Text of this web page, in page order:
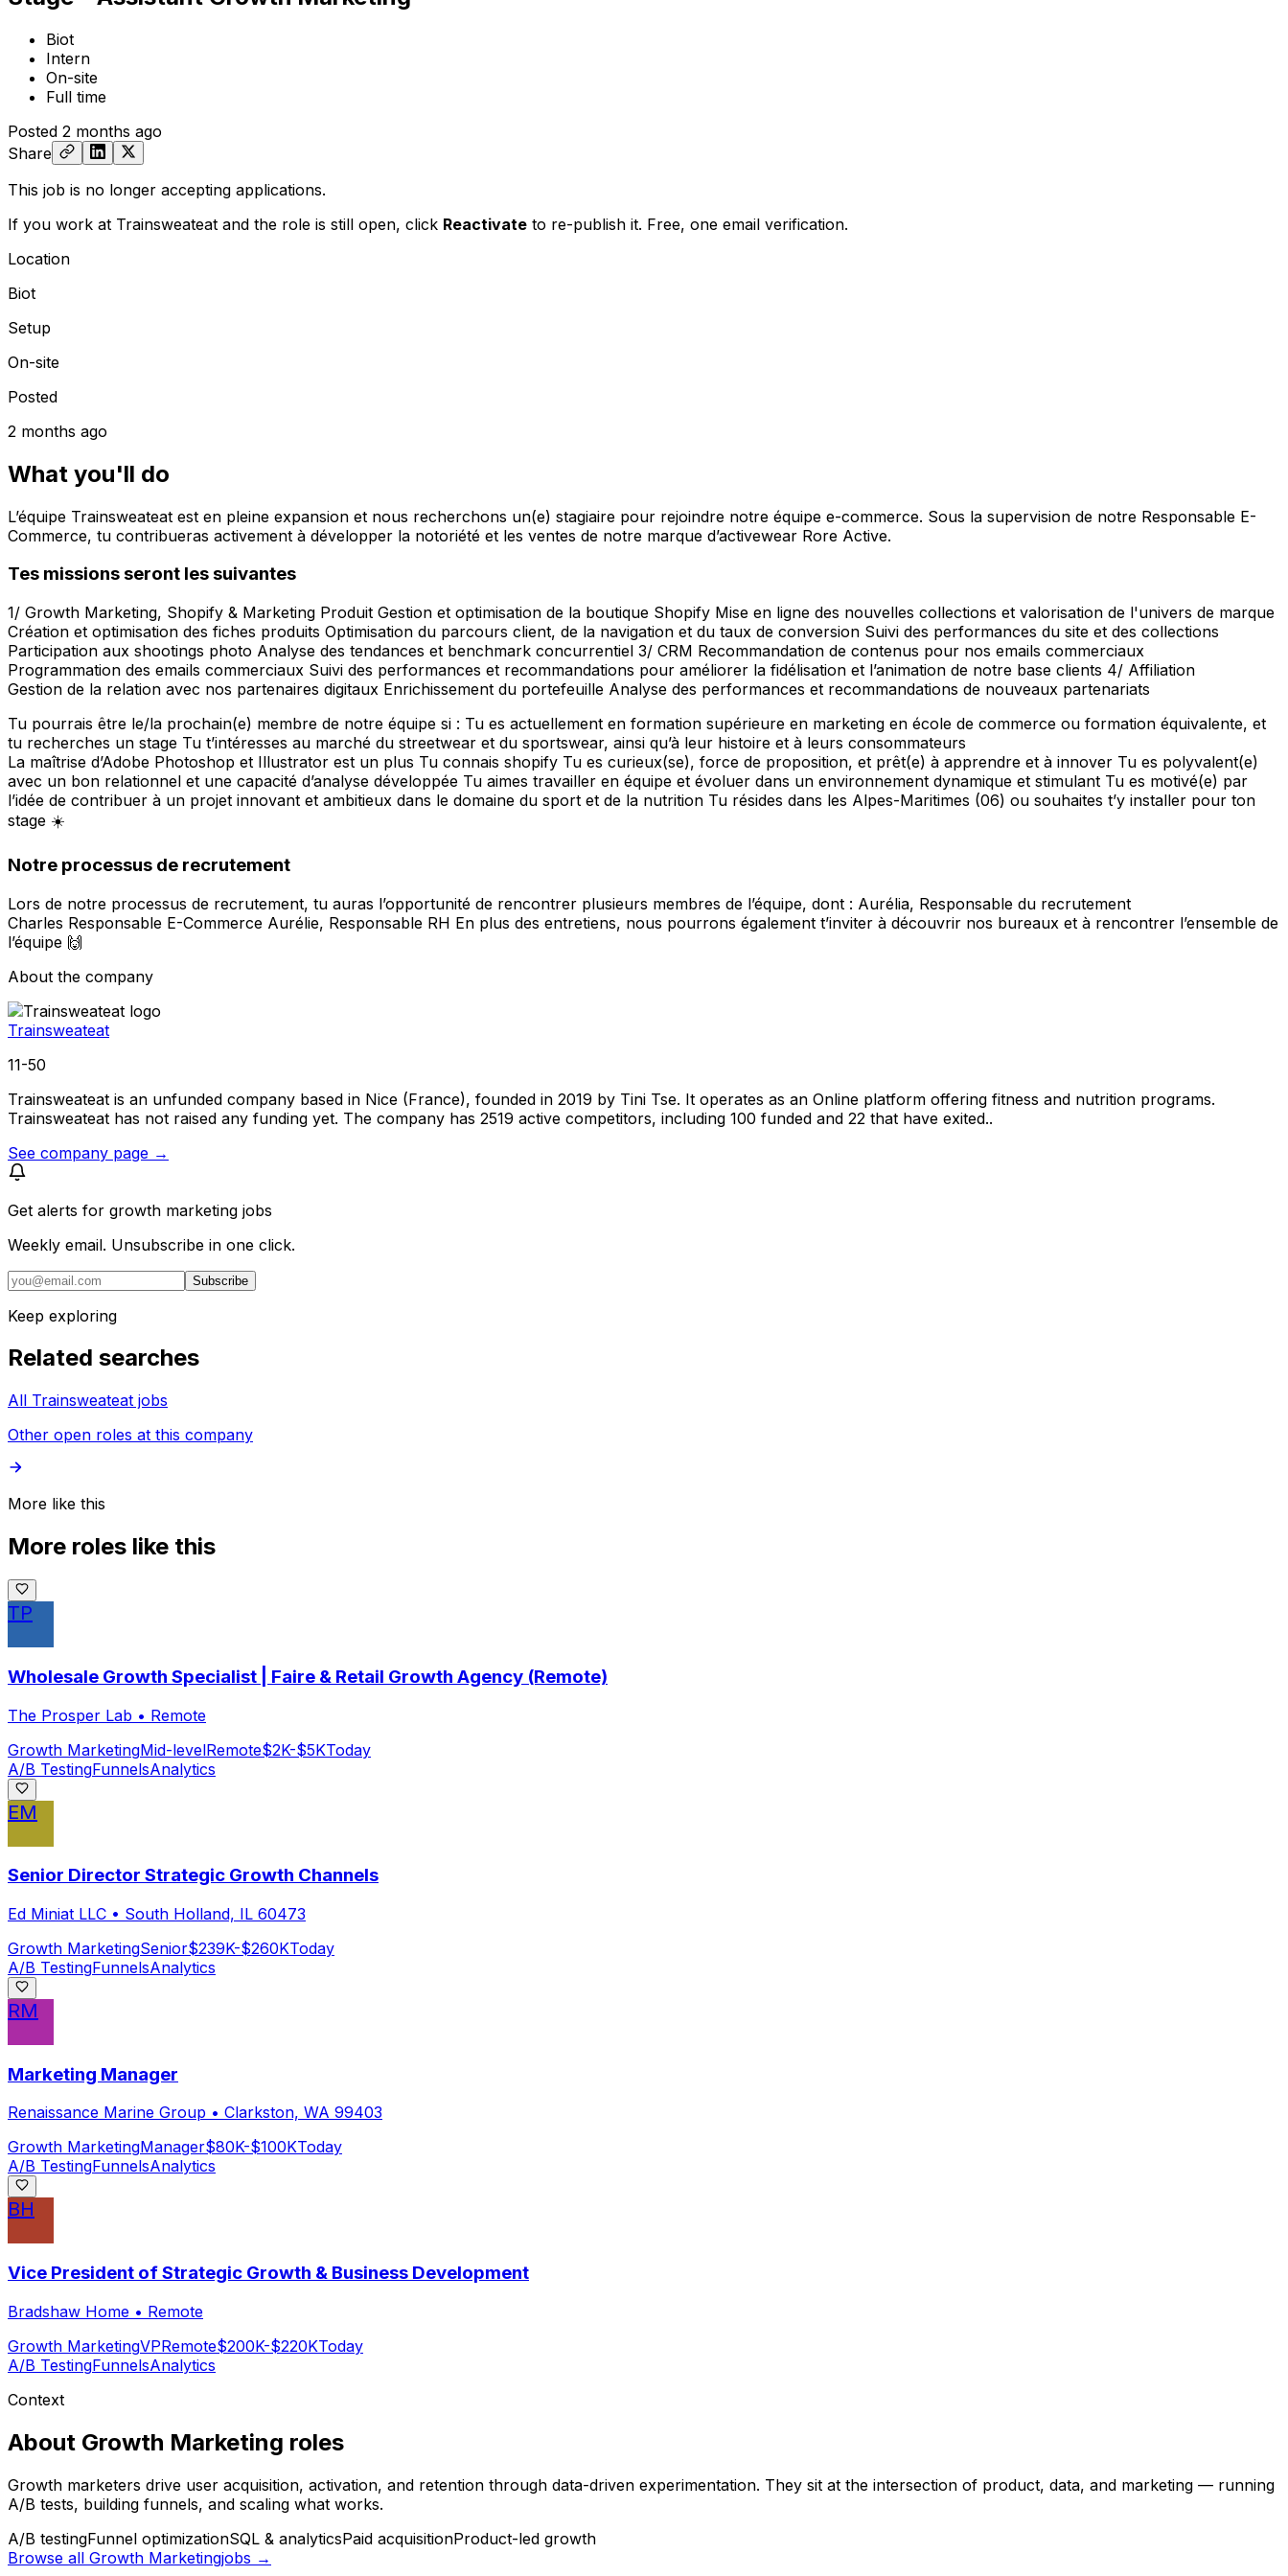
Biot
Intern
On-site
Full time
Posted 2 months ago
Share
This job is no longer accepting applications.
If you work at Trainsweateat and the role is still open, click Reactivate to re-publish it. Free, one email verification.
Location
Biot
Setup
On-site
Posted
2 months ago
What you'll do
L’équipe Trainsweateat est en pleine expansion et nous recherchons un(e) stagiaire pour rejoindre notre équipe e-commerce. Sous la supervision de notre Responsable E-
Commerce, tu contribueras activement à développer la notoriété et les ventes de notre marque d’activewear Rore Active.
Tes missions seront les suivantes
1/ Growth Marketing, Shopify & Marketing Produit Gestion et optimisation de la boutique Shopify Mise en ligne des nouvelles collections et valorisation de l'univers de marque
Création et optimisation des fiches produits Optimisation du parcours client, de la navigation et du taux de conversion Suivi des performances du site et des collections
Participation aux shootings photo Analyse des tendances et benchmark concurrentiel 3/ CRM Recommandation de contenus pour nos emails commerciaux
Programmation des emails commerciaux Suivi des performances et recommandations pour améliorer la fidélisation et l’animation de notre base clients 4/ Affiliation
Gestion de la relation avec nos partenaires digitaux Enrichissement du portefeuille Analyse des performances et recommandations de nouveaux partenariats
Tu pourrais être le/la prochain(e) membre de notre équipe si : Tu es actuellement en formation supérieure en marketing en école de commerce ou formation équivalente, et
tu recherches un stage Tu t’intéresses au marché du streetwear et du sportswear, ainsi qu’à leur histoire et à leurs consommateurs
La maîtrise d’Adobe Photoshop et Illustrator est un plus Tu connais shopify Tu es curieux(se), force de proposition, et prêt(e) à apprendre et à innover Tu es polyvalent(e)
avec un bon relationnel et une capacité d’analyse développée Tu aimes travailler en équipe et évoluer dans un environnement dynamique et stimulant Tu es motivé(e) par
l’idée de contribuer à un projet innovant et ambitieux dans le domaine du sport et de la nutrition Tu résides dans les Alpes-Maritimes (06) ou souhaites t’y installer pour ton
stage ☀️
Notre processus de recrutement
Lors de notre processus de recrutement, tu auras l’opportunité de rencontrer plusieurs membres de l’équipe, dont : Aurélia, Responsable du recrutement
Charles Responsable E-Commerce Aurélie, Responsable RH En plus des entretiens, nous pourrons également t’inviter à découvrir nos bureaux et à rencontrer l’ensemble de
l’équipe 🙌
About the company
Trainsweateat
11-50
Trainsweateat is an unfunded company based in Nice (France), founded in 2019 by Tini Tse. It operates as an Online platform offering fitness and nutrition programs.
Trainsweateat has not raised any funding yet. The company has 2519 active competitors, including 100 funded and 22 that have exited..
See company page →
Get alerts for growth marketing jobs
Weekly email. Unsubscribe in one click.
Subscribe
Keep exploring
Related searches
All Trainsweateat jobs
Other open roles at this company
More like this
More roles like this
TP
Wholesale Growth Specialist | Faire & Retail Growth Agency (Remote)
The Prosper Lab • Remote
Growth MarketingMid-levelRemote$2K-$5KToday
A/B TestingFunnelsAnalytics
EM
Senior Director Strategic Growth Channels
Ed Miniat LLC • South Holland, IL 60473
Growth MarketingSenior$239K-$260KToday
A/B TestingFunnelsAnalytics
RM
Marketing Manager
Renaissance Marine Group • Clarkston, WA 99403
Growth MarketingManager$80K-$100KToday
A/B TestingFunnelsAnalytics
BH
Vice President of Strategic Growth & Business Development
Bradshaw Home • Remote
Growth MarketingVPRemote$200K-$220KToday
A/B TestingFunnelsAnalytics
Context
About Growth Marketing roles
Growth marketers drive user acquisition, activation, and retention through data-driven experimentation. They sit at the intersection of product, data, and marketing — running
A/B tests, building funnels, and scaling what works.
A/B testingFunnel optimizationSQL & analyticsPaid acquisitionProduct-led growth
Browse all Growth Marketingjobs →